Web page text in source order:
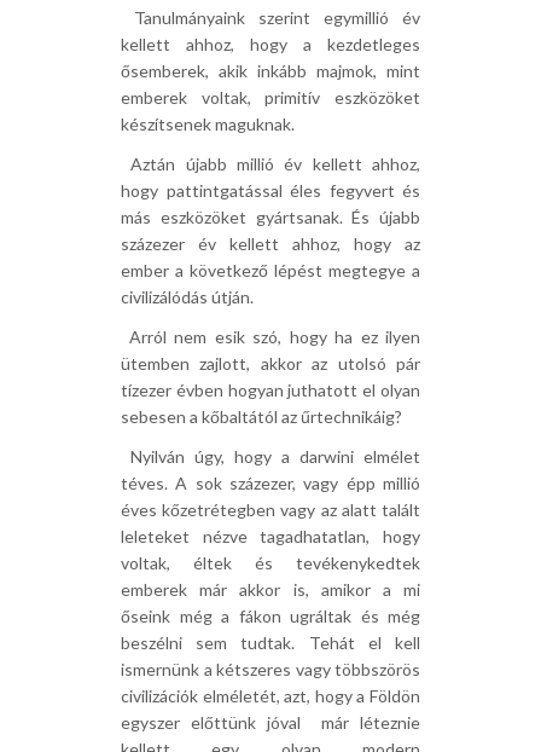
 Tanulmányaink szerint egymillió év
kellett ahhoz, hogy a kezdetleges
ősemberek, akik inkább majmok, mint
emberek voltak, primitív eszközöket
készítsenek maguknak.
 Aztán újabb millió év kellett ahhoz,
hogy pattintgatással éles fegyvert és
más eszközöket gyártsanak. És újabb
százezer év kellett ahhoz, hogy az
ember a következő lépést megtegye a
civilizálódás útján.
 Arról nem esik szó, hogy ha ez ilyen
ütemben zajlott, akkor az utolsó pár
tízezer évben hogyan juthatott el olyan
sebesen a kőbaltától az űrtechnikáig?
 Nyilván úgy, hogy a darwini elmélet
téves. A sok százezer, vagy épp millió
éves kőzetrétegben vagy az alatt talált
leleteket nézve tagadhatatlan, hogy
voltak, éltek és tevékenykedtek
emberek már akkor is, amikor a mi
őseink még a fákon ugráltak és még
beszélni sem tudtak. Tehát el kell
ismernünk a kétszeres vagy többszörös
civilizációk elméletét, azt, hogy a Földön
egyszer előttünk jóval  már léteznie